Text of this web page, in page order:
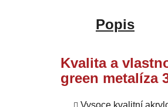
Popis
Kvalita a
green metalíza